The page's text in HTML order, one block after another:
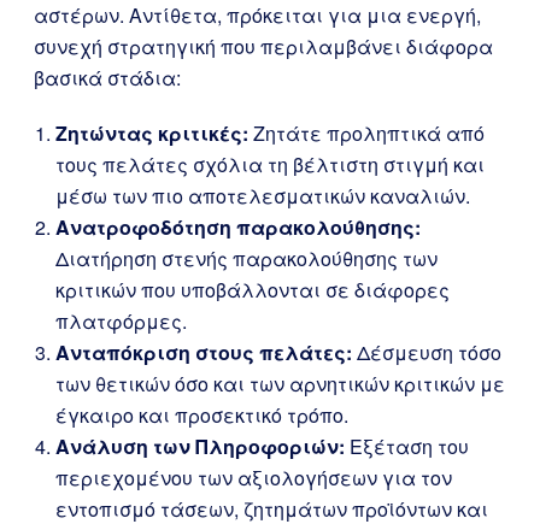
αστέρων. Αντίθετα, πρόκειται για μια ενεργή,
συνεχή στρατηγική που περιλαμβάνει διάφορα
βασικά στάδια:
Ζητώντας κριτικές: Ζητάτε προληπτικά από
τους πελάτες σχόλια τη βέλτιστη στιγμή και
μέσω των πιο αποτελεσματικών καναλιών.
Ανατροφοδότηση παρακολούθησης:
Διατήρηση στενής παρακολούθησης των
κριτικών που υποβάλλονται σε διάφορες
πλατφόρμες.
Ανταπόκριση στους πελάτες: Δέσμευση τόσο
των θετικών όσο και των αρνητικών κριτικών με
έγκαιρο και προσεκτικό τρόπο.
Ανάλυση των Πληροφοριών: Εξέταση του
περιεχομένου των αξιολογήσεων για τον
εντοπισμό τάσεων, ζητημάτων προϊόντων και